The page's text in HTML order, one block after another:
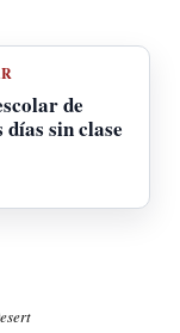
de
días sin clase